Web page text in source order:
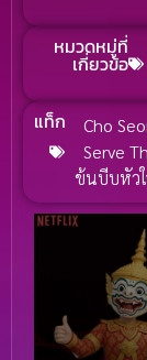
หมวดหมู่ที่
เกี่ยวข้อ
แท็ก Cho
Serve
ข้นบีบหัว